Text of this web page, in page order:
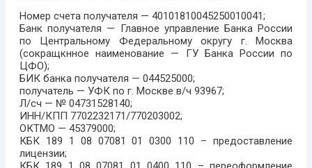
Номер счета получателя — 40101810045250010041;
Банк получателя — Главное управление Банка России
по Центральному Федеральному округу г. Москва
(сокращкнное наименование — ГУ Банка России по
ЦФО);
БИК банка получателя — 044525000;
получатель — УФК по г. Москве в/ч 93967;
Л/сч — № 04731528140;
ИНН/КПП 7702232171/770203002;
ОКТМО — 45379000;
КБК 189 1 08 07081 01 0300 110 – предоставление
лицензии;